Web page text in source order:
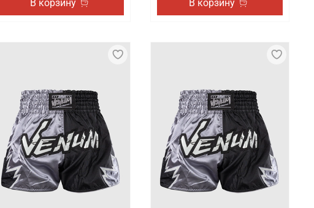
В корзину В корзину